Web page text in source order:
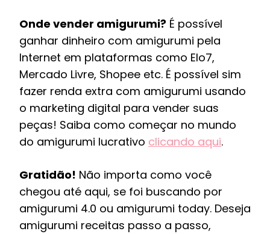
Onde vender amigurumi? É possível
ganhar dinheiro com amigurumi pela
Internet em plataformas como Elo7,
Mercado Livre, Shopee etc. É possível sim
fazer renda extra com amigurumi usando
o marketing digital para vender suas
peças! Saiba como começar no mundo
do amigurumi lucrativo clicando aqui.
Gratidão! Não importa como você
chegou até aqui, se foi buscando por
amigurumi 4.0 ou amigurumi today. Deseja
amigurumi receitas passo a passo,